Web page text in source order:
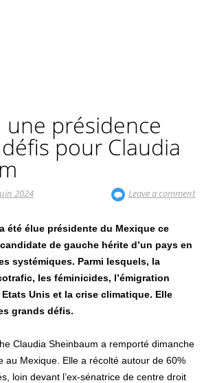
une présidence
pour Claudia
2024 Leave a comment
été élue présidente du Mexique ce
de gauche hérite d’un pays en
systémiques. Parmi lesquels, la
les féminicides, l’émigration
Unis et la crise climatique. Elle
grands défis.
Claudia Sheinbaum a remporté dimanche
au Mexique. Elle a récolté autour de 60%
loin devant l’ex-sénatrice de centre droit